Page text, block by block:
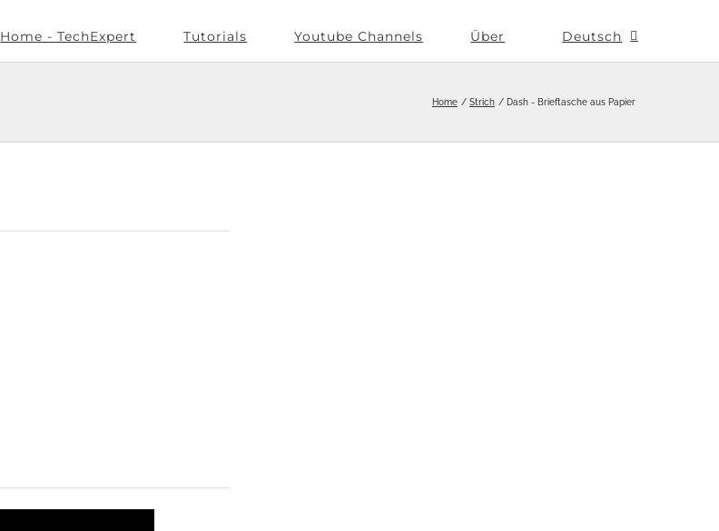
Home - TechExpert Tutorials Youtube Channels Über Deutsch
Home Strich Dash - Brieftasche aus Papier